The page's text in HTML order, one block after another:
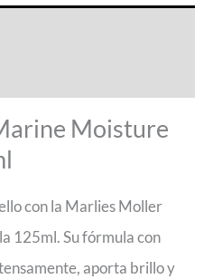
Moisture
con la Marlies Moller
125ml. Su fórmula con
aporta brillo y